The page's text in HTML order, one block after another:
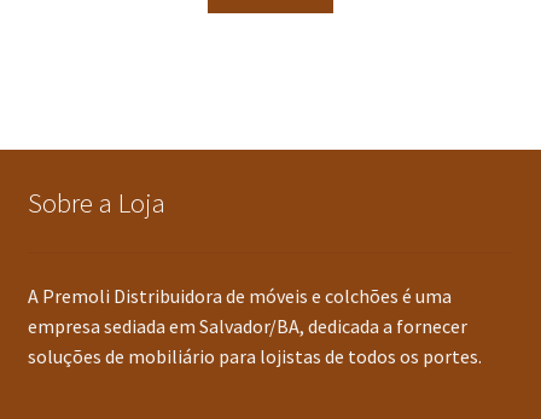
Sobre a Loja
A Premoli Distribuidora de móveis e colchões é uma
empresa sediada em Salvador/BA, dedicada a fornecer
soluções de mobiliário para lojistas de todos os portes.